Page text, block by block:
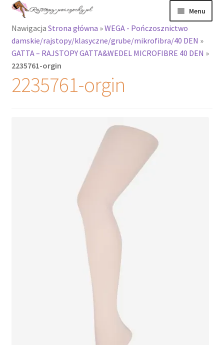
Przejdź
nawigacji
Przejdź
treści
Menu
Rajstopy
Rozwiń
menu
potomne
Rajstopy Orirose
Pończochy i
Rozwiń
potomne
Nawigacja Strona główna »WEGA - Pończosznictwo
damskie/rajstopy/klasyczne/grube/mikrofibra/40 DEN »
GATTA – RAJSTOPY GATTA&WEDEL MICROFIBRE 40 DEN »
2235761-orgin
2235761-orgin